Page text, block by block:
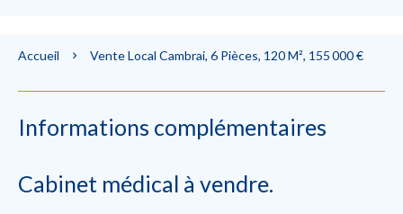
Accueil Vente Local Cambrai, 6 Pièces, 120 M², 155 000 €
Informations complémentaires
Cabinet médical à vendre.